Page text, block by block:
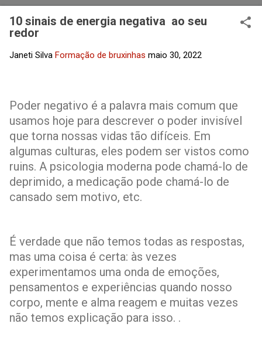
10 sinais de energia negativa ao seu
redor
Janeti Silva Formação de bruxinhas maio 30, 2022
Poder negativo é a palavra mais comum que
usamos hoje para descrever o poder invisível
que torna nossas vidas tão difíceis. Em
algumas culturas, eles podem ser vistos como
ruins. A psicologia moderna pode chamá-lo de
deprimido, a medicação pode chamá-lo de
cansado sem motivo, etc.
É verdade que não temos todas as respostas,
mas uma coisa é certa: às vezes
experimentamos uma onda de emoções,
pensamentos e experiências quando nosso
corpo, mente e alma reagem e muitas vezes
não temos explicação para isso. .